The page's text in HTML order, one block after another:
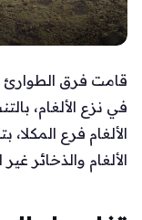
قامت فرق
في نزع الألغام،
الألغام والذخائر